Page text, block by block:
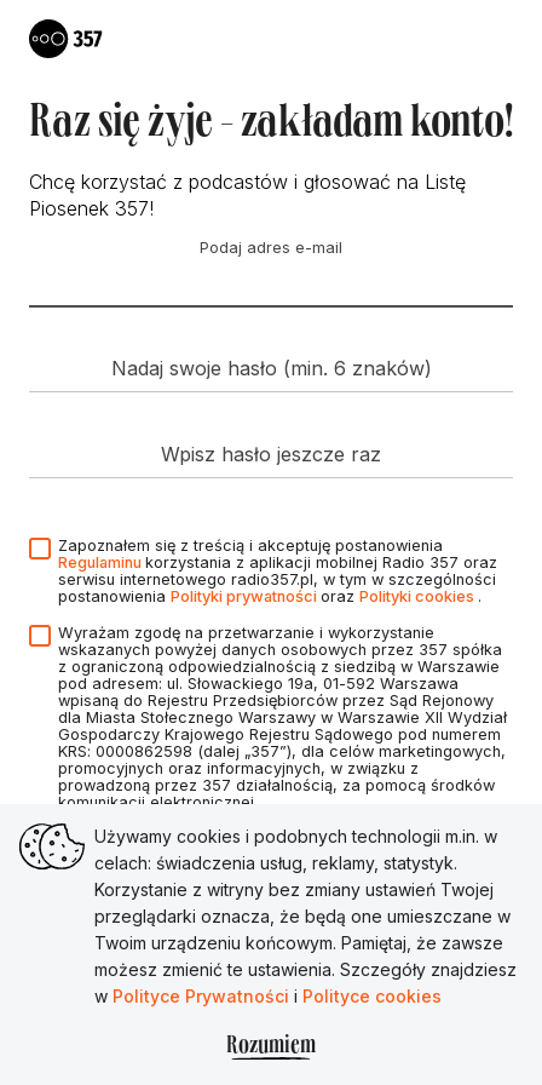
Raz się żyje - zakładam konto!
Chcę korzystać z podcastów i głosować na Listę
Piosenek 357!
Podaj adres e-mail
Nadaj swoje hasło (min. 6 znaków)
Wpisz hasło jeszcze raz
Zapoznałem się z treścią i akceptuję postanowienia
Regulaminu korzystania z aplikacji mobilnej Radio 357 oraz
serwisu internetowego radio357.pl, w tym w szczególności
postanowienia Polityki prywatności oraz Polityki cookies .
Wyrażam zgodę na przetwarzanie i wykorzystanie
wskazanych powyżej danych osobowych przez 357 spółka
z ograniczoną odpowiedzialnością z siedzibą w Warszawie
pod adresem: ul. Słowackiego 19a, 01-592 Warszawa
wpisaną do Rejestru Przedsiębiorców przez Sąd Rejonowy
dla Miasta Stołecznego Warszawy w Warszawie XII Wydział
Gospodarczy Krajowego Rejestru Sądowego pod numerem
KRS: 0000862598 (dalej „357”), dla celów marketingowych,
promocyjnych oraz informacyjnych, w związku z
prowadzoną przez 357 działalnością, za pomocą środków
komunikacji elektronicznej.
Utwórz konto
Masz już konto?Zaloguj się
Używamy cookies i podobnych technologii m.in. w
celach: świadczenia usług, reklamy, statystyk.
Korzystanie z witryny bez zmiany ustawień Twojej
przeglądarki oznacza, że będą one umieszczane w
Twoim urządzeniu końcowym. Pamiętaj, że zawsze
możesz zmienić te ustawienia. Szczegóły znajdziesz
w Polityce Prywatności i Polityce cookies
Rozumiem